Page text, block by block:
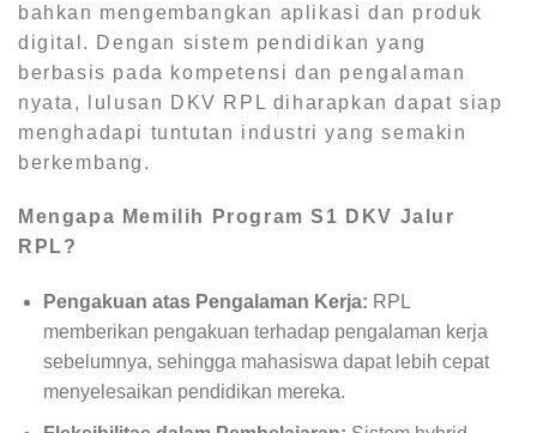
bahkan mengembangkan aplikasi dan produk
digital. Dengan sistem pendidikan yang
berbasis pada kompetensi dan pengalaman
nyata, lulusan DKV RPL diharapkan dapat siap
menghadapi tuntutan industri yang semakin
berkembang.
Mengapa Memilih Program S1 DKV Jalur
RPL?
Pengakuan atas Pengalaman Kerja: RPL
memberikan pengakuan terhadap pengalaman kerja
sebelumnya, sehingga mahasiswa dapat lebih cepat
menyelesaikan pendidikan mereka.